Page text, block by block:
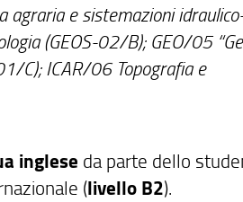
agraria e sistemazioni
(GEOS-02/B); GEO/05
C); ICAR/06 Topografia e
inglese da parte dello
(livello B2).